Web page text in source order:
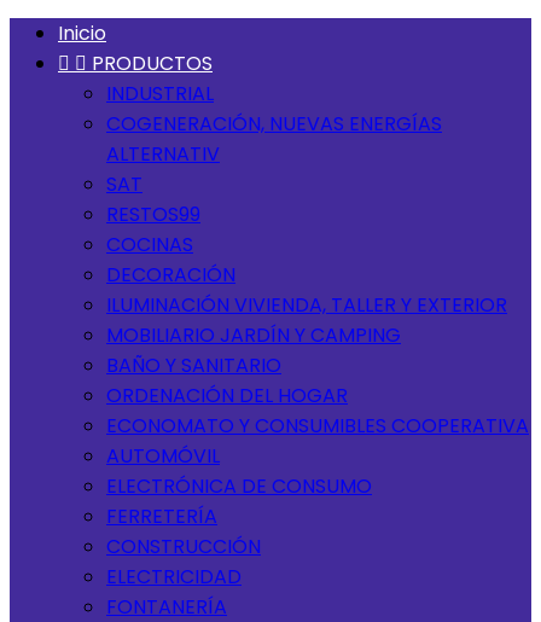
Inicio
  PRODUCTOS
INDUSTRIAL
COGENERACIÓN, NUEVAS ENERGÍAS
ALTERNATIV
SAT
RESTOS99
COCINAS
DECORACIÓN
ILUMINACIÓN VIVIENDA, TALLER Y EXTERIOR
MOBILIARIO JARDÍN Y CAMPING
BAÑO Y SANITARIO
ORDENACIÓN DEL HOGAR
ECONOMATO Y CONSUMIBLES COOPERATIVA
AUTOMÓVIL
ELECTRÓNICA DE CONSUMO
FERRETERÍA
CONSTRUCCIÓN
ELECTRICIDAD
FONTANERÍA